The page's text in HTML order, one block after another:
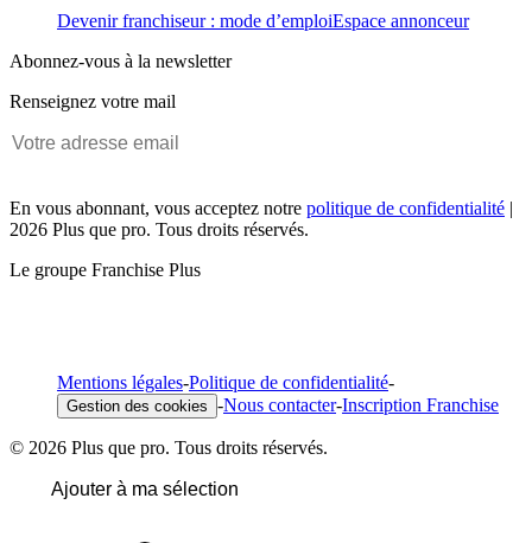
Devenir franchiseur : mode d’emploiEspace annonceur
Abonnez-vous à la newsletter
Renseignez votre mail
En vous abonnant, vous acceptez notre politique de confidentialité |
2026 Plus que pro. Tous droits réservés.
Le groupe Franchise Plus
Mentions légales-Politique de confidentialité-
Gestion des cookies -Nous contacter-Inscription Franchise
© 2026 Plus que pro. Tous droits réservés.
Ajouter à ma sélection